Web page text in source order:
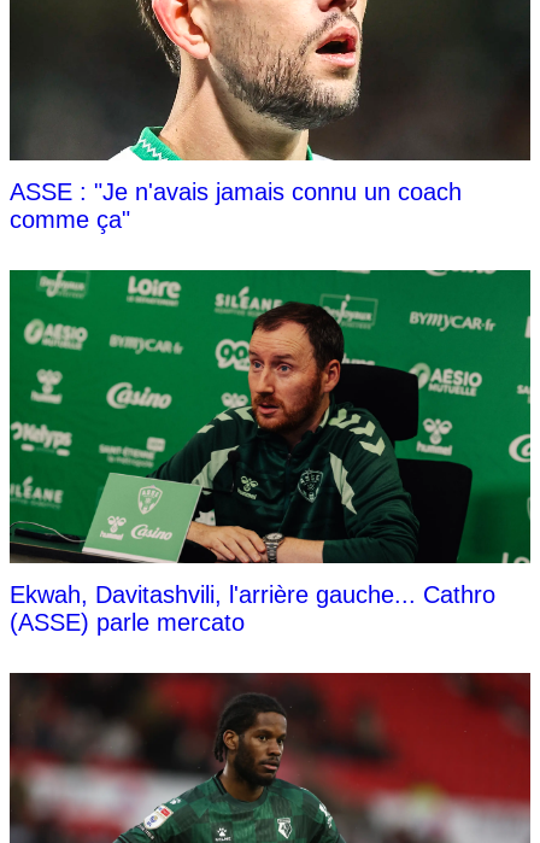
ASSE : "Je n'avais jamais connu un coach
comme ça"
Ekwah, Davitashvili, l'arrière gauche... Cathro
(ASSE) parle mercato